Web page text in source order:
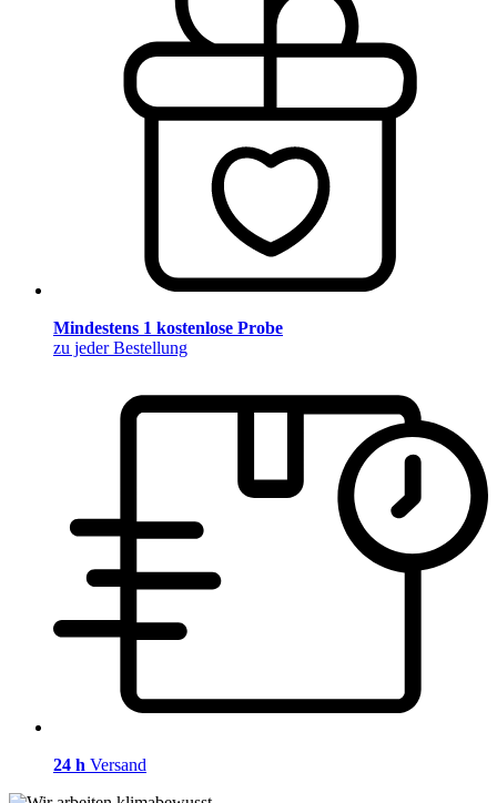
Mindestens 1 kostenlose Probe
zu jeder Bestellung
24 h Versand